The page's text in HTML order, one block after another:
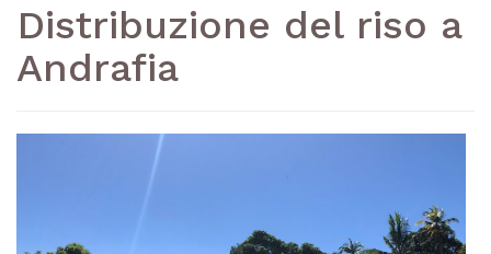
Distribuzione del riso a
Andrafia